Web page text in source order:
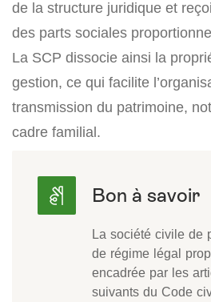
de la structure juridique et
des parts sociales
La SCP dissocie ainsi la
gestion, ce qui facilite
transmission du patrimoine,
cadre familial.
La société civile de
de régime légal
encadrée par les
suivants du Code